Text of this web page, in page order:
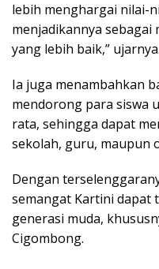
lebih menghargai nilai-
menjadikannya
yang lebih baik,” ujarnya.
Ia juga menambahkan
mendorong para siswa
rata, sehingga dapat
sekolah, guru, maupun
Dengan
semangat Kartini dapat
generasi muda,
Cigombong.